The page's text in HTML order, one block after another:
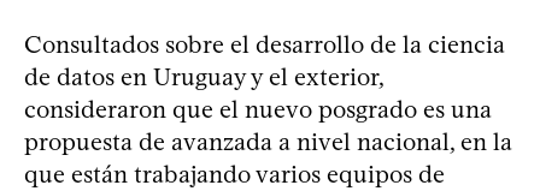
Consultados sobre el desarrollo de la ciencia
de datos en Uruguay y el exterior,
consideraron que el nuevo posgrado es una
propuesta de avanzada a nivel nacional, en la
que están trabajando varios equipos de